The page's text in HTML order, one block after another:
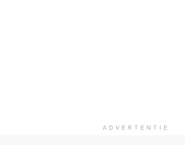
ADVERTENTIE